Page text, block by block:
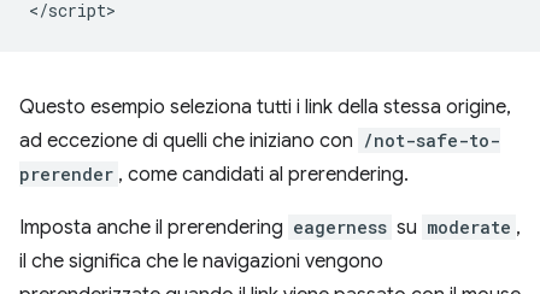
Questo esempio seleziona tutti i link della stessa origine,
ad eccezione di quelli che iniziano con /not-safe-to-
prerender , come candidati al prerendering.
Imposta anche il prerendering eagerness su moderate ,
il che significa che le navigazioni vengono